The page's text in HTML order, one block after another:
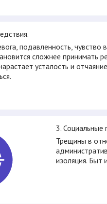
подавленность, чувство
сложнее принимать
усталость и
3. Социальные
Трещины в
изоляция. Быт